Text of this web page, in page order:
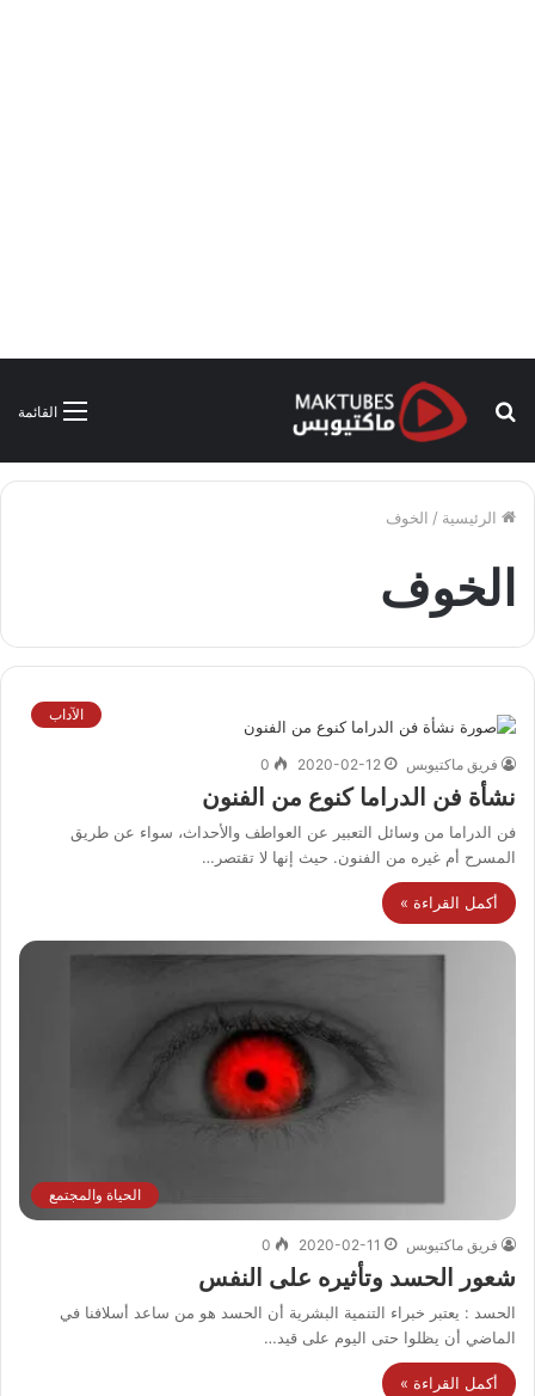
القائمة
بحث
الرئيسية / الخوف
الخوف
الآداب
فريق ماكتيوبس 2020-02-12
0
نشأة فن الدراما كنوع من الفنون
فن الدراما من وسائل التعبير عن العواطف والأحداث، سواء عن طريق
المسرح أم غيره من الفنون. حيث إنها لا تقتصر…
أكمل القراءة »
الحياة والمجتمع
فريق ماكتيوبس 2020-02-11
0
شعور الحسد وتأثيره على النفس
الحسد : يعتبر خبراء التنمية البشرية أن الحسد هو من ساعد أسلافنا في
الماضي أن يظلوا حتى اليوم على قيد…
أكمل القراءة »